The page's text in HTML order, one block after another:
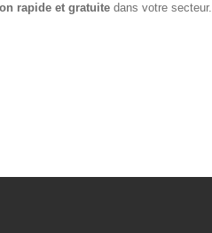
rapide et gratuite dans votre secteur.